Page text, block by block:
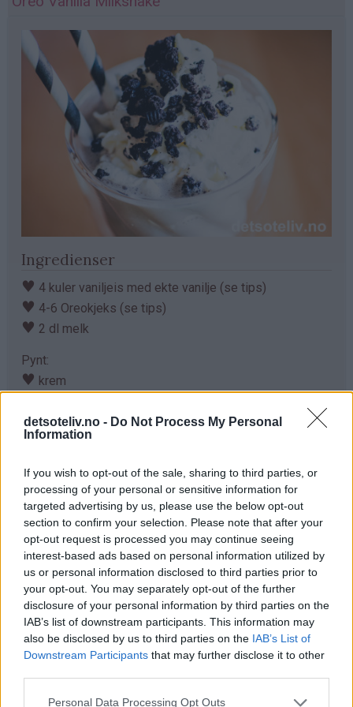
detsoteliv.no - Do Not Process My Personal
Information
If you wish to opt-out of the sale, sharing to third parties, or
processing of your personal or sensitive information for
targeted advertising by us, please use the below opt-out
section to confirm your selection. Please note that after your
opt-out request is processed you may continue seeing
interest-based ads based on personal information utilized by
us or personal information disclosed to third parties prior to
your opt-out. You may separately opt-out of the further
disclosure of your personal information by third parties on the
IAB’s list of downstream participants. This information may
also be disclosed by us to third parties on the IAB’s List of
Downstream Participants that may further disclose it to other
Personal Data Processing Opt Outs
Ingredienser
♥ 4 kuler vaniljeis med ekte vanilje (se tips)
♥ 4-6 Oreokjeks (se tips)
♥ 2 dl melk
Pynt:
♥ krem
Ha Oreokjeks, melk og vaniljeis i en blender. Kjør til alt er
blandet og kjeksen er finknust (men ikke miks lenger
enn nødvendig).
Hell milkshaken i to høye glass. Pynt med krem og
Oreostrøssel.
Serveres med en gang!NAM!
Tips
♥Tilpass mengden melk etter hvor tykk du liker
milkshaken. H-melk gir ekstra skummende milkshake,